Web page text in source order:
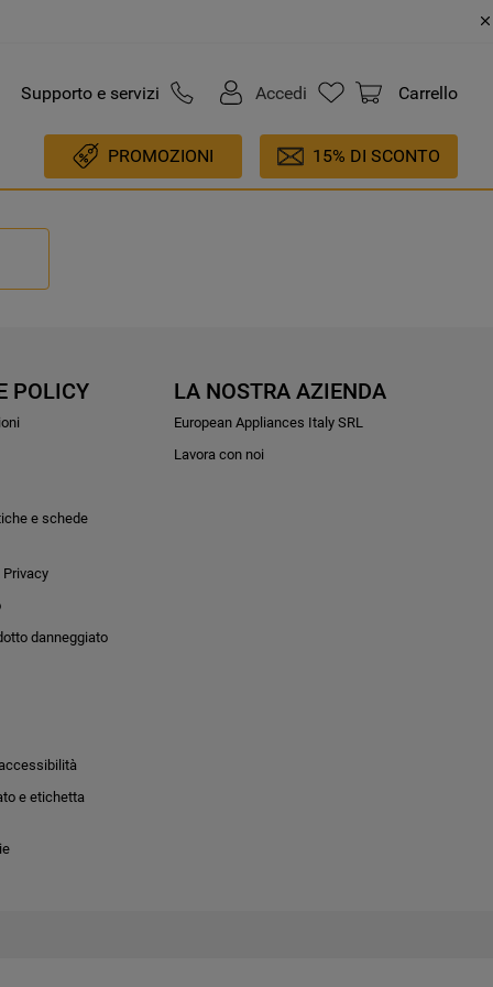
Supporto e servizi Accedi Carrello
PROMOZIONI 15% DI SCONTO
POLICY
e schede
danneggiato
e etichetta
LA NOSTRA AZIENDA
European Appliances Italy SRL
Lavora con noi